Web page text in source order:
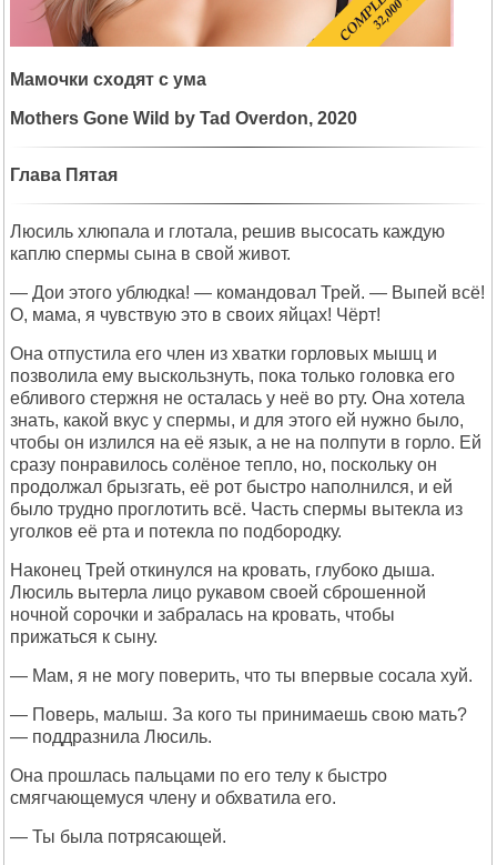
Мамочки сходят с ума
Mothers Gone Wild by Tad Overdon, 2020
Глава Пятая
Люсиль хлюпала и глотала, решив высосать каждую
каплю спермы сына в свой живот.
— Дои этого ублюдка! — командовал Трей. — Выпей всё!
О, мама, я чувствую это в своих яйцах! Чёрт!
Она отпустила его член из хватки горловых мышц и
позволила ему выскользнуть, пока только головка его
ебливого стержня не осталась у неё во рту. Она хотела
знать, какой вкус у спермы, и для этого ей нужно было,
чтобы он излился на её язык, а не на полпути в горло. Ей
сразу понравилось солёное тепло, но, поскольку он
продолжал брызгать, её рот быстро наполнился, и ей
было трудно проглотить всё. Часть спермы вытекла из
уголков её рта и потекла по подбородку.
Наконец Трей откинулся на кровать, глубоко дыша.
Люсиль вытерла лицо рукавом своей сброшенной
ночной сорочки и забралась на кровать, чтобы
прижаться к сыну.
— Мам, я не могу поверить, что ты впервые сосала хуй.
— Поверь, малыш. За кого ты принимаешь свою мать?
— поддразнила Люсиль.
Она прошлась пальцами по его телу к быстро
смягчающемуся члену и обхватила его.
— Ты была потрясающей.